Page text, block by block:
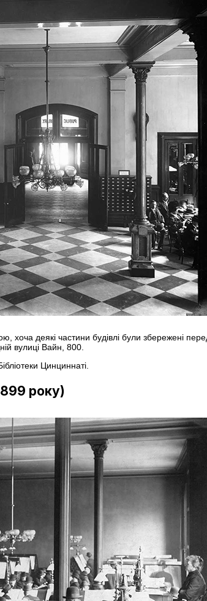
хоча деякі частини будівлі були збережені
вулиці Вайн, 800.
Цинциннаті.
року)